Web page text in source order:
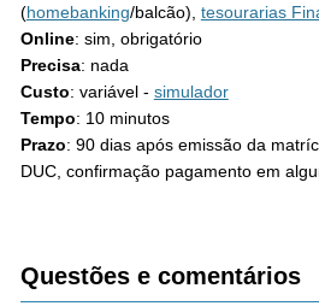
(homebanking/balcão), tesourarias
Online: sim, obrigatório
Precisa: nada
Custo: variável - simulador
Tempo: 10 minutos
Prazo: 90 dias após emissão da
DUC, confirmação pagamento em
Questões e comentários